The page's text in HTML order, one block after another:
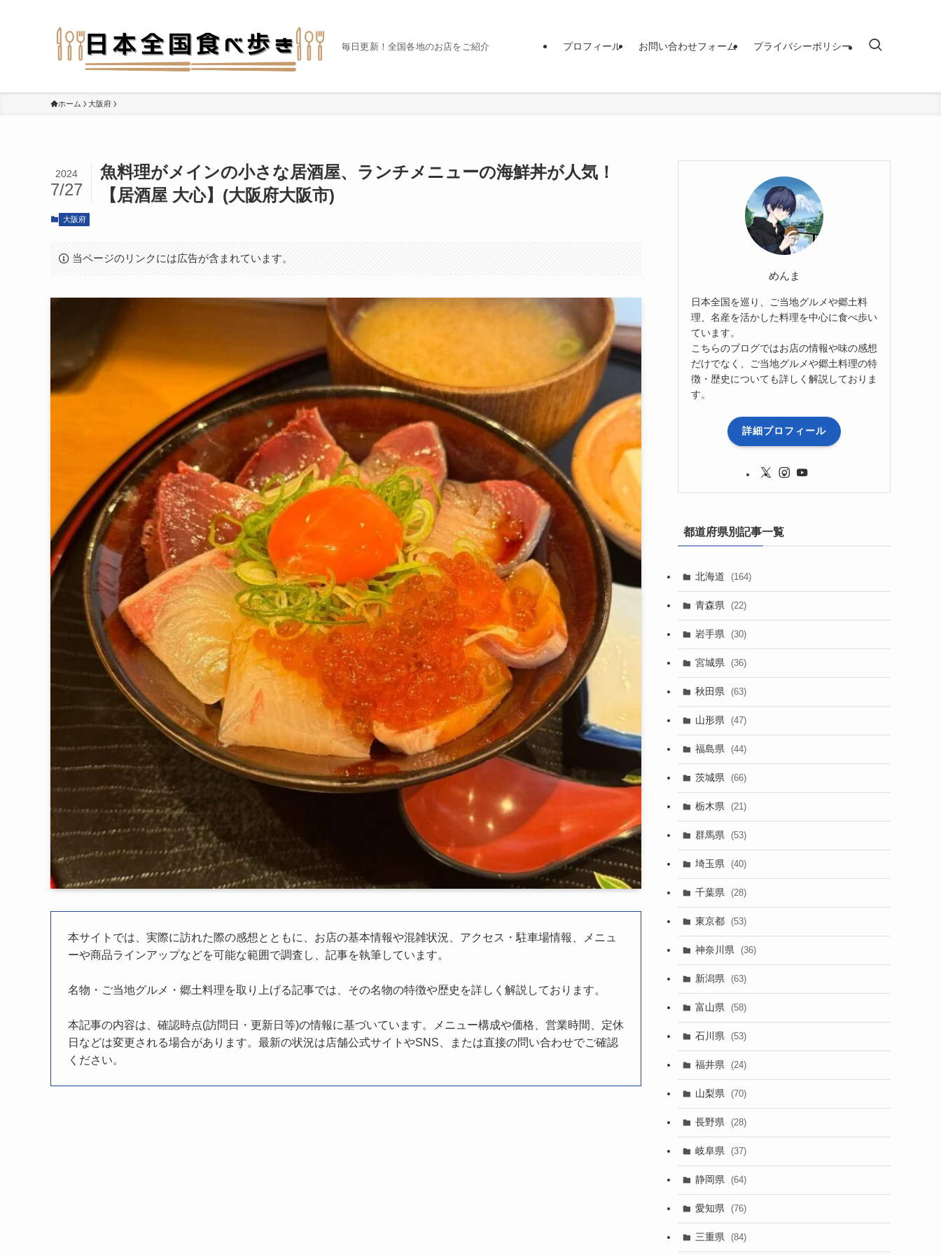
毎日更新！全国各地のお店をご紹介 プロフィール お問い合わせフォーム プライバシーポリシー
ホーム 大阪府
魚料理がメインの小さな居酒屋、ランチメニューの海鮮丼が人気！
【居酒屋 大心】(大阪府大阪市)
2024
7/27
大阪府
当ページのリンクには広告が含まれています。
本サイトでは、実際に訪れた際の感想とともに、お店の基本情報や混雑状況、アクセス・駐車場情報、メニュ
ーや商品ラインアップなどを可能な範囲で調査し、記事を執筆しています。
名物・ご当地グルメ・郷土料理を取り上げる記事では、その名物の特徴や歴史を詳しく解説しております。
本記事の内容は、確認時点(訪問日・更新日等)の情報に基づいています。メニュー構成や価格、営業時間、定休
日などは変更される場合があります。最新の状況は店舗公式サイトやSNS、または直接の問い合わせでご確認
ください。
めんま
日本全国を巡り、ご当地グルメや郷土料
理、名産を活かした料理を中心に食べ歩い
ています。
こちらのブログではお店の情報や味の感想
だけでなく、ご当地グルメや郷土料理の特
徴・歴史についても詳しく解説しておりま
す。
詳細プロフィール
都道府県別記事一覧
北海道 (164)
青森県 (22)
岩手県 (30)
宮城県 (36)
秋田県 (63)
山形県 (47)
福島県 (44)
茨城県 (66)
栃木県 (21)
群馬県 (53)
埼玉県 (40)
千葉県 (28)
東京都 (53)
神奈川県 (36)
新潟県 (63)
富山県 (58)
石川県 (53)
福井県 (24)
山梨県 (70)
長野県 (28)
岐阜県 (37)
静岡県 (64)
愛知県 (76)
三重県 (84)